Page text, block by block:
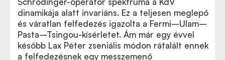
dinamikája alatt invariáns. Ez a teljesen meglepő
és váratlan felfedezés igazolta a Fermi–Ulam–
Pasta–Tsingou-kísérletet. Ám már egy évvel
később Lax Péter zseniális módon rátalált ennek
a felfedezésnek egy messzemenő